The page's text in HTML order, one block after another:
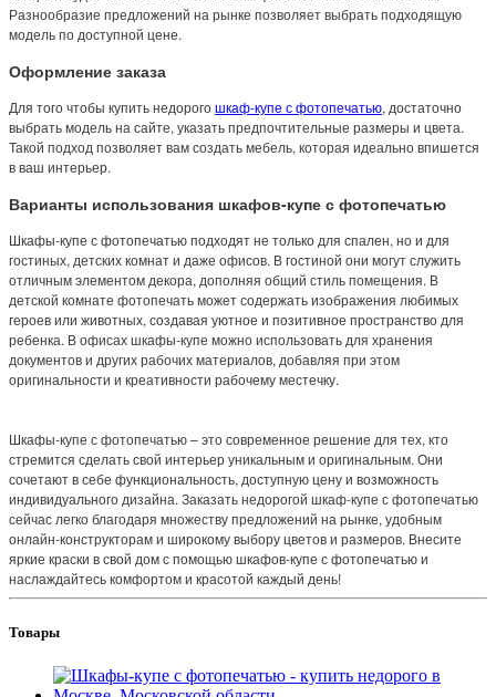
Разнообразие предложений на рынке позволяет выбрать подходящую
модель по доступной цене.
Оформление заказа
Для того чтобы купить недорогошкаф-купе с фотопечатью, достаточно
выбрать модель на сайте, указать предпочтительные размеры и цвета.
Такой подход позволяет вам создать мебель, которая идеально впишется
в ваш интерьер.
Варианты использования шкафов-купе с фотопечатью
Шкафы-купе с фотопечатью подходят не только для спален, но и для
гостиных, детских комнат и даже офисов. В гостиной они могут служить
отличным элементом декора, дополняя общий стиль помещения. В
детской комнате фотопечать может содержать изображения любимых
героев или животных, создавая уютное и позитивное пространство для
ребенка. В офисах шкафы-купе можно использовать для хранения
документов и других рабочих материалов, добавляя при этом
оригинальности и креативности рабочему местечку.
Шкафы-купе с фотопечатью – это современное решение для тех, кто
стремится сделать свой интерьер уникальным и оригинальным. Они
сочетают в себе функциональность, доступную цену и возможность
индивидуального дизайна. Заказать недорогой шкаф-купе с фотопечатью
сейчас легко благодаря множеству предложений на рынке, удобным
онлайн-конструкторам и широкому выбору цветов и размеров. Внесите
яркие краски в свой дом с помощью шкафов-купе с фотопечатью и
наслаждайтесь комфортом и красотой каждый день!
Товары